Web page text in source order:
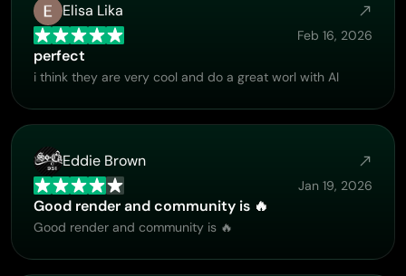
Elisa Lika
Feb 16, 2026
perfect
i think they are very cool and do a great worl with AI
Eddie Brown
Jan 19, 2026
Good render and community is 🔥
Good render and community is 🔥